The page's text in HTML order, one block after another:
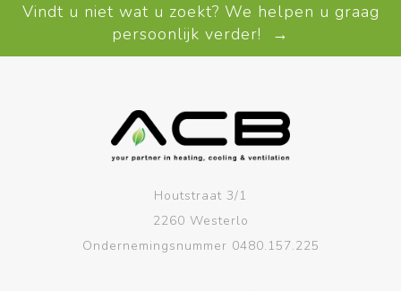
Vindt u niet wat u zoekt? We helpen u graag
persoonlijk verder! →
Houtstraat 3/1
2260 Westerlo
Ondernemingsnummer 0480.157.225